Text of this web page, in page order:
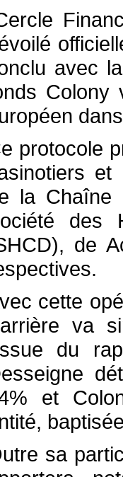
avec
Colony
protocole
et
la Chaîne
de
cette
va
du
et
sa